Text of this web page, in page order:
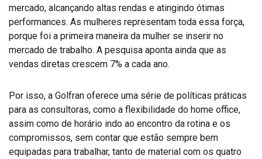
mercado, alcançando altas rendas e atingindo ótimas
performances. As mulheres representam toda essa força,
porque foi a primeira maneira da mulher se inserir no
mercado de trabalho. A pesquisa aponta ainda que as
vendas diretas crescem 7% a cada ano.
Por isso, a Golfran oferece uma série de políticas práticas
para as consultoras, como a flexibilidade do home office,
assim como de horário indo ao encontro da rotina e os
compromissos, sem contar que estão sempre bem
equipadas para trabalhar, tanto de material com os quatro